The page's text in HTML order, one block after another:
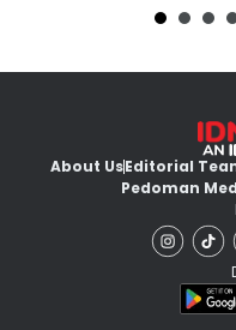
About UsEditorial
Pedoman